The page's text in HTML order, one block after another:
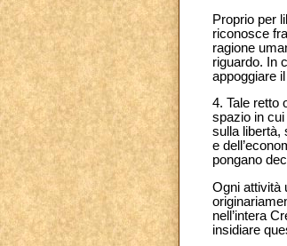
Proprio per
riconosce
ragione
riguardo. In
appoggiare
4. Tale retto
spazio in cui
sulla libertà,
e
pongano
Ogni attività
nell’intera
insidiare